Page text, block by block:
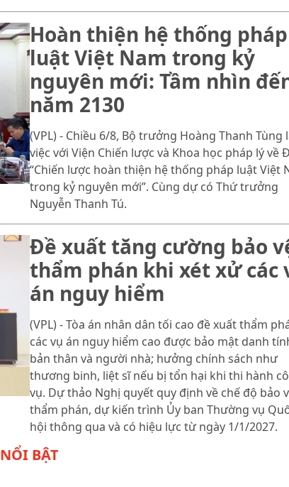
Hoàn thiện hệ thống pháp
luật Việt Nam trong kỷ
nguyên mới: Tầm nhìn
năm 2130
(VPL) - Chiều 6/8, Bộ trưởng Hoàng Thanh Tùng
việc với Viện Chiến lược và Khoa học pháp lý về
“Chiến lược hoàn thiện hệ thống pháp luật Việt
trong kỷ nguyên mới”. Cùng dự có Thứ trưởng
Nguyễn Thanh Tú.
Đề xuất tăng cường bảo
thẩm phán khi xét xử các
án nguy hiểm
(VPL) - Tòa án nhân dân tối cao đề xuất thẩm
các vụ án nguy hiểm cao được bảo mật danh
bản thân và người nhà; hưởng chính sách như
thương binh, liệt sĩ nếu bị tổn hại khi thi hành
vụ. Dự thảo Nghị quyết quy định về chế độ bảo
thẩm phán, dự kiến trình Ủy ban Thường vụ
hội thông qua và có hiệu lực từ ngày 1/1/2027.
NỔI BẬT